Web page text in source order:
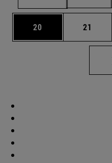
Página
20 Página
21